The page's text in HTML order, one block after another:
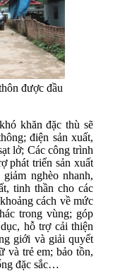
được đầu
khăn đặc thù sẽ
điện sản xuất,
lở; Các công trình
phát triển sản xuất
nghèo nhanh,
tinh thần cho các
cách về mức
trong vùng; góp
hỗ trợ cải thiện
giới và giải quyết
và trẻ em; bảo tồn,
đặc sắc…